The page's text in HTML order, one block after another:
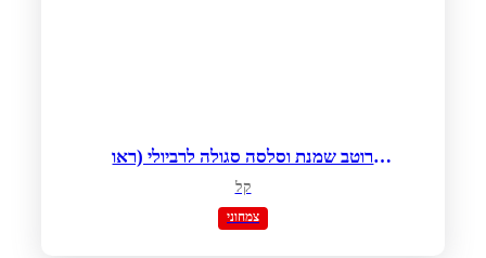
רוטב שמנת וסלסה סגולה לרביולי (ראו
קל
צמחוני